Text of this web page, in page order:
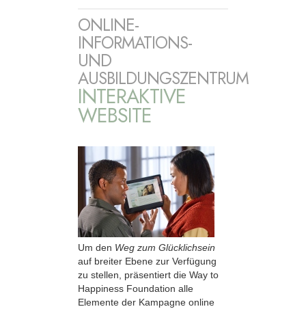
ONLINE-
INFORMATIONS-
UND
AUSBILDUNGSZENTRUM
INTERAKTIVE
WEBSITE
Um den Weg zum Glücklichsein
auf breiter Ebene zur Verfügung
zu stellen, präsentiert die Way to
Happiness Foundation alle
Elemente der Kampagne online